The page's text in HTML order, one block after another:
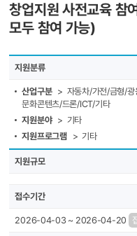
창업지원 사전교육 참
모두 참여 가능)
지원분류
산업구분> 자동차/가전/금형/광
문화콘텐츠/드론/ICT/기타
지원분야> 기타
지원프로그램 > 기타
지원규모
접수기간
2026-04-03 ~ 2026-04-20